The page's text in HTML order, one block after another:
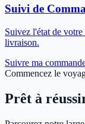
Suivi de
Suivez l'état de
livraison.
Suivre ma
Commencez le
Prêt à